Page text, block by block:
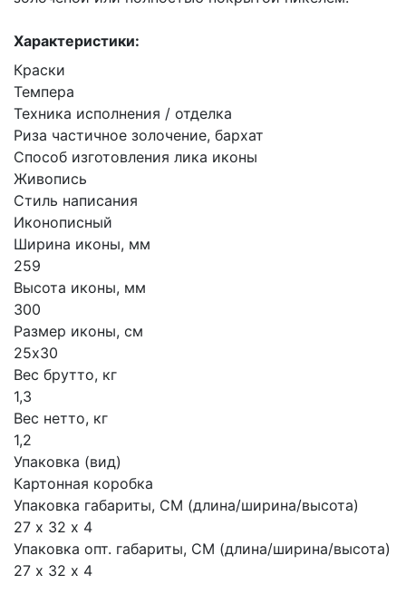
Характеристики:
Краски
Темпера
Техника исполнения / отделка
Риза частичное золочение, бархат
Способ изготовления лика иконы
Живопись
Стиль написания
Иконописный
Ширина иконы, мм
259
Высота иконы, мм
300
Размер иконы, см
25х30
Вес брутто, кг
1,3
Вес нетто, кг
1,2
Упаковка (вид)
Картонная коробка
Упаковка габариты, СМ (длина/ширина/высота)
27 х 32 х 4
Упаковка опт. габариты, СМ (длина/ширина/высота)
27 х 32 х 4